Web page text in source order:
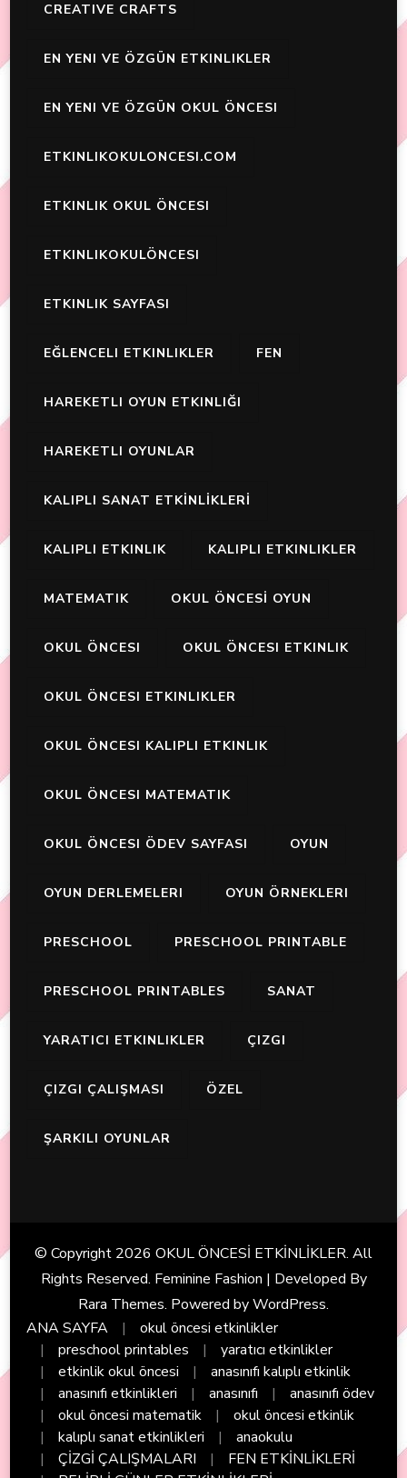
CREATIVE CRAFTS
EN YENI VE ÖZGÜN ETKINLIKLER
EN YENI VE ÖZGÜN OKUL ÖNCESI
ETKINLIKOKULONCESI.COM
ETKINLIK OKUL ÖNCESI
ETKINLIKOKULÖNCESI
ETKINLIK SAYFASI
EĞLENCELI ETKINLIKLER FEN
HAREKETLI OYUN ETKINLIĞI
HAREKETLI OYUNLAR
KALIPLI SANAT ETKİNLİKLERİ
KALIPLI ETKINLIK KALIPLI ETKINLIKLER
MATEMATIK OKUL ÖNCESİ OYUN
OKUL ÖNCESI OKUL ÖNCESI ETKINLIK
OKUL ÖNCESI ETKINLIKLER
OKUL ÖNCESI KALIPLI ETKINLIK
OKUL ÖNCESI MATEMATIK
OKUL ÖNCESI ÖDEV SAYFASI OYUN
OYUN DERLEMELERI OYUN ÖRNEKLERI
PRESCHOOL PRESCHOOL PRINTABLE
PRESCHOOL PRINTABLES SANAT
YARATICI ETKINLIKLER ÇIZGI
ÇIZGI ÇALIŞMASI ÖZEL
ŞARKILI OYUNLAR
© Copyright 2026 OKUL ÖNCESİ ETKİNLİKLER. All
Rights Reserved. Feminine Fashion | Developed By
Rara Themes. Powered byWordPress.
ANA SAYFA
okul öncesi etkinlikler
preschool printables
yaratıcı etkinlikler
etkinlik okul öncesi
anasınıfı kalıplı etkinlik
anasınıfı etkinlikleri
anasınıfı
anasınıfı ödev
okul öncesi matematik
okul öncesi etkinlik
kalıplı sanat etkinlikleri
anaokulu
ÇİZGİ ÇALIŞMALARI
FEN ETKİNLİKLERİ